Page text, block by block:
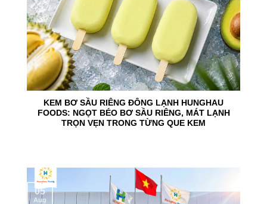
KEM BƠ SẦU RIÊNG ĐÔNG LẠNH HUNGHAU
FOODS: NGỌT BÉO BƠ SẦU RIÊNG, MÁT LẠNH
TRỌN VẸN TRONG TỪNG QUE KEM
05
Aug